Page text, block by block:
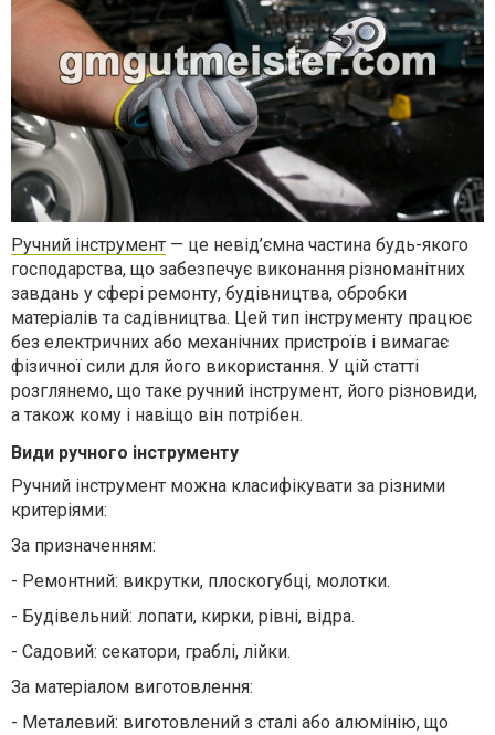
Ручний інструмент — це невід’ємна частина будь-якого
господарства, що забезпечує виконання різноманітних
завдань у сфері ремонту, будівництва, обробки
матеріалів та садівництва. Цей тип інструменту працює
без електричних або механічних пристроїв і вимагає
фізичної сили для його використання. У цій статті
розглянемо, що таке ручний інструмент, його різновиди,
а також кому і навіщо він потрібен.
Види ручного інструменту
Ручний інструмент можна класифікувати за різними
критеріями:
За призначенням:
- Ремонтний: викрутки, плоскогубці, молотки.
- Будівельний: лопати, кирки, рівні, відра.
- Садовий: секатори, граблі, лійки.
За матеріалом виготовлення:
- Металевий: виготовлений з сталі або алюмінію, що